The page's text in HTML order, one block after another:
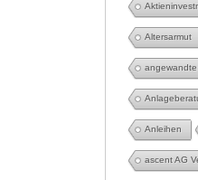
Altersarmut
angewandte
Anleihen
ascent AG